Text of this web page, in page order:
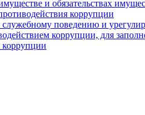
и обязательствах
коррупции
поведению и
коррупции, для
коррупции